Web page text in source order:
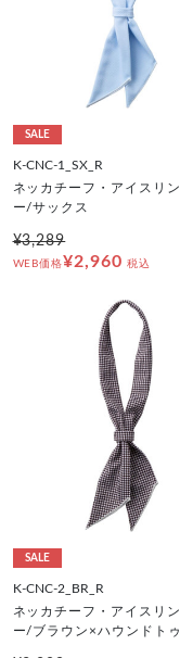
SALE
K-CNC-1_SX_R
ネッカチーフ・アイスリ
ー/サックス
¥3,289
WEB価格¥2,960 税込
SALE
K-CNC-2_BR_R
ネッカチーフ・アイスリ
ー/ブラウン×ハウンドト